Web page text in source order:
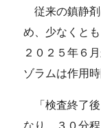
従来の鎮静剤
め、少なくと
２０２５年６
ゾラムは作用時
「検査終了後
なり、３０分